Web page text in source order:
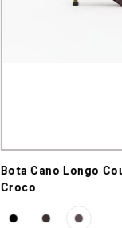
Bota Cano Longo
Croco